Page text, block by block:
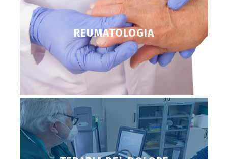
REUMATOLOGIA